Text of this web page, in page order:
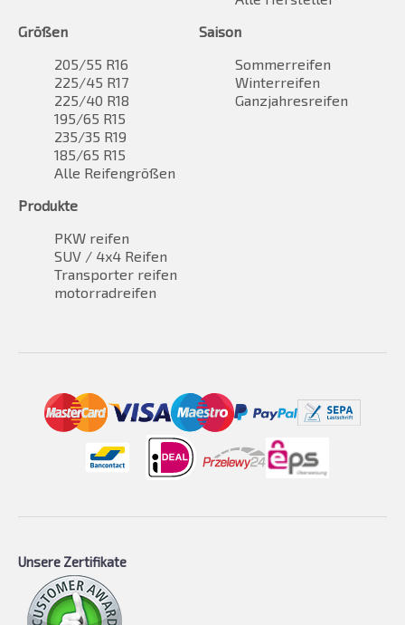
Größen
205/55 R16
225/45 R17
225/40 R18
195/65 R15
235/35 R19
185/65 R15
Alle Reifengrößen
Saison
Sommerreifen
Winterreifen
Ganzjahresreifen
Produkte
PKW reifen
SUV / 4x4 Reifen
Transporter reifen
motorradreifen
Unsere Zertifikate